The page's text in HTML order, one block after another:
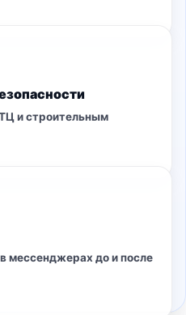
и строительным
мессенджерах до и после